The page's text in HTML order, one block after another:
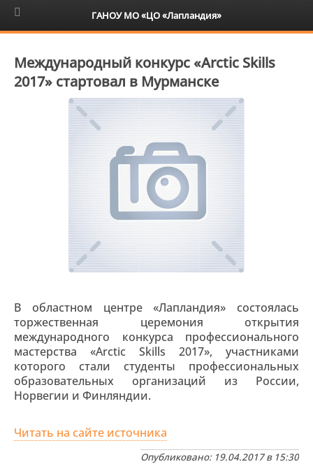
6+
Международный конкурс «Arctic Skills
2017» стартовал в Мурманске
В областном центре «Лапландия» состоялась
торжественная церемония открытия
международного конкурса профессионального
мастерства «Arctic Skills 2017», участниками
которого стали студенты профессиональных
образовательных организаций из России,
Норвегии и Финляндии.
Читать на сайте источника
Опубликовано: 19.04.2017 в 15:30
ГАНОУ МО «ЦО «Лапландия»